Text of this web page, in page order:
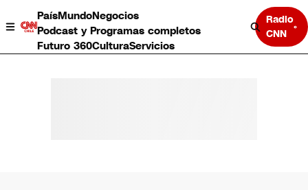
PaísMundoNegocios
Podcast y Programas completos
Futuro 360CulturaServicios
Radio
CNN